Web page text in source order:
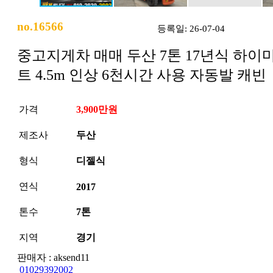
no.16566 등록일: 26-07-04
중고지게차 매매 두산 7톤 17년식 하이
트 4.5m 인상 6천시간 사용 자동발 캐빈
가격 3,900만원
제조사 두산
형식 디젤식
연식 2017
톤수 7톤
지역
경기
판매자 : aksend11
01029392002